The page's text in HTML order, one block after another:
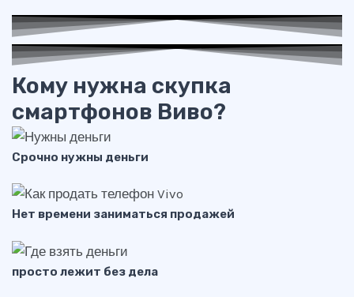
Кому нужна скупка
смартфонов Виво?
Срочно нужны деньги
Нет времени заниматься продажей
просто лежит без дела